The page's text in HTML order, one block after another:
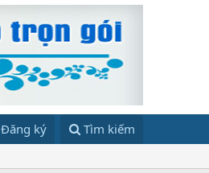
Đăng ký Tìm kiếm